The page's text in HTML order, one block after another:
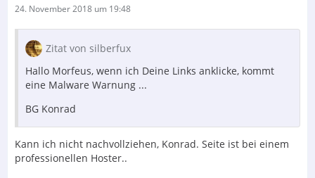
24. November 2018 um 19:48
Zitat von silberfux
Hallo Morfeus, wenn ich Deine Links anklicke, kommt
eine Malware Warnung ...
BG Konrad
Kann ich nicht nachvollziehen, Konrad. Seite ist bei einem
professionellen Hoster..